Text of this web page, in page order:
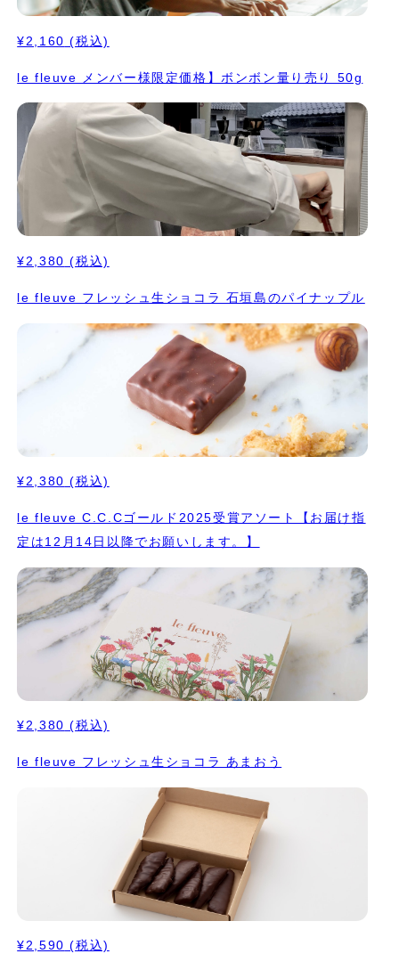
¥2,160 (税込)
le fleuve メンバー様限定価格】ボンボン量り売り 50g
¥2,380 (税込)
le fleuve フレッシュ生ショコラ 石垣島のパイナップル
¥2,380 (税込)
le fleuve C.C.Cゴールド2025受賞アソート【お届け指
定は12月14日以降でお願いします。】
¥2,380 (税込)
le fleuve フレッシュ生ショコラ あまおう
¥2,590 (税込)